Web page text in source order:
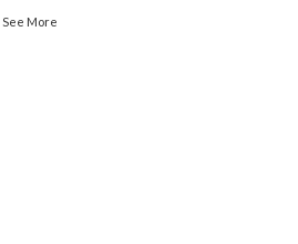
See More